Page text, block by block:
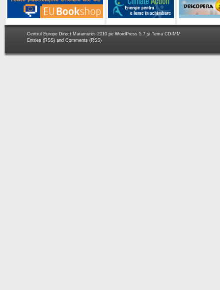
Centrul Europe Direct Maramures 2010 pe WordPress 5.7 şi Tema CDIMM
Entries (RSS) and Comments (RSS)